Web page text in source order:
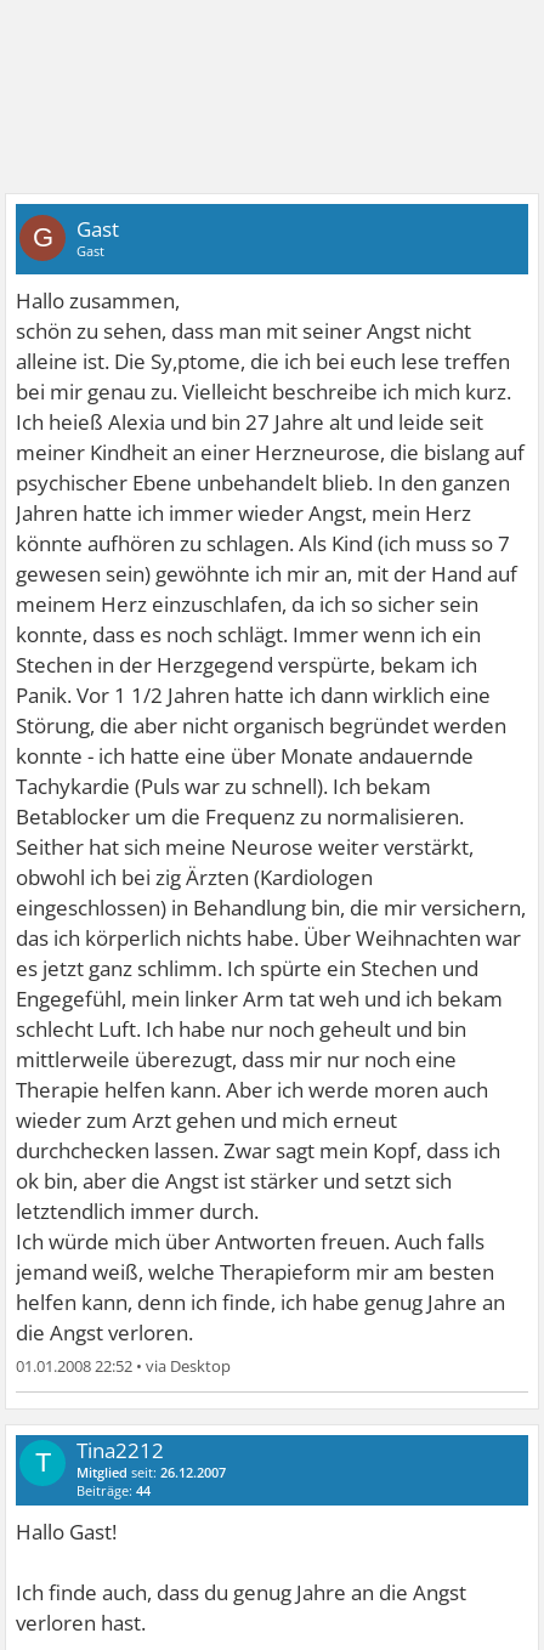
G Gast
Gast
Hallo zusammen,
schön zu sehen, dass man mit seiner Angst nicht
alleine ist. Die Sy,ptome, die ich bei euch lese treffen
bei mir genau zu. Vielleicht beschreibe ich mich kurz.
Ich heieß Alexia und bin 27 Jahre alt und leide seit
meiner Kindheit an einer Herzneurose, die bislang auf
psychischer Ebene unbehandelt blieb. In den ganzen
Jahren hatte ich immer wieder Angst, mein Herz
könnte aufhören zu schlagen. Als Kind (ich muss so 7
gewesen sein) gewöhnte ich mir an, mit der Hand auf
meinem Herz einzuschlafen, da ich so sicher sein
konnte, dass es noch schlägt. Immer wenn ich ein
Stechen in der Herzgegend verspürte, bekam ich
Panik. Vor 1 1/2 Jahren hatte ich dann wirklich eine
Störung, die aber nicht organisch begründet werden
konnte - ich hatte eine über Monate andauernde
Tachykardie (Puls war zu schnell). Ich bekam
Betablocker um die Frequenz zu normalisieren.
Seither hat sich meine Neurose weiter verstärkt,
obwohl ich bei zig Ärzten (Kardiologen
eingeschlossen) in Behandlung bin, die mir versichern,
das ich körperlich nichts habe. Über Weihnachten war
es jetzt ganz schlimm. Ich spürte ein Stechen und
Engegefühl, mein linker Arm tat weh und ich bekam
schlecht Luft. Ich habe nur noch geheult und bin
mittlerweile überezugt, dass mir nur noch eine
Therapie helfen kann. Aber ich werde moren auch
wieder zum Arzt gehen und mich erneut
durchchecken lassen. Zwar sagt mein Kopf, dass ich
ok bin, aber die Angst ist stärker und setzt sich
letztendlich immer durch.
Ich würde mich über Antworten freuen. Auch falls
jemand weiß, welche Therapieform mir am besten
helfen kann, denn ich finde, ich habe genug Jahre an
die Angst verloren.
01.01.2008 22:52 •
T Tina2212
Mitglied seit:26.12.2007
Beiträge:44
Hallo Gast!
Ich finde auch, dass du genug Jahre an die Angst
verloren hast.